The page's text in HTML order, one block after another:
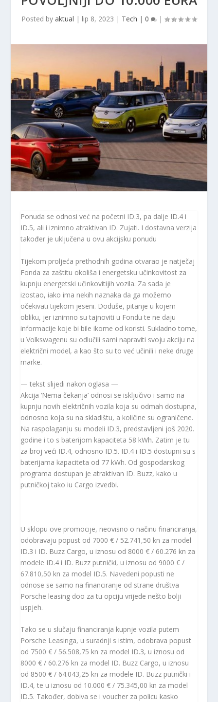
Posted by aktual | lip 8, 2023 | Tech | 0 |
Ponuda se odnosi već na početni ID.3, pa dalje ID.4 i
ID.5, ali i iznimno atraktivan ID. Zujati. I dostavna verzija
također je uključena u ovu akcijsku ponudu
Tijekom proljeća prethodnih godina otvarao je natječaj
Fonda za zaštitu okoliša i energetsku učinkovitost za
kupnju energetski učinkovitijih vozila. Za sada je
izostao, iako ima nekih naznaka da ga možemo
očekivati ​​tijekom jeseni. Doduše, pitanje u kojem
obliku, jer iznimno su tajnoviti u Fondu te ne daju
informacije koje bi bile ikome od koristi. Sukladno tome,
u Volkswagenu su odlučili sami napraviti svoju akciju na
električni model, a kao što su to već učinili i neke druge
marke.
— tekst slijedi nakon oglasa —
Akcija ‘Nema čekanja’ odnosi se isključivo i samo na
kupnju novih električnih vozila koja su odmah dostupna,
odnosno koja su na skladištu, a količine su ograničene.
Na raspolaganju su modeli ID.3, predstavljeni još 2020.
godine i to s baterijom kapaciteta 58 kWh. Zatim je tu
za broj veći ID.4, odnosno ID.5. ID.4 i ID.5 dostupni su s
baterijama kapaciteta od 77 kWh. Od gospodarskog
programa dostupan je atraktivan ID. Buzz, kako u
putničkoj tako iu Cargo izvedbi.
U sklopu ove promocije, neovisno o načinu financiranja,
odobravaju popust od 7000 € / 52.741,50 kn za model
ID.3 i ID. Buzz Cargo, u iznosu od 8000 € / 60.276 kn za
modele ID.4 i ID. Buzz putnički, u iznosu od 9000 € /
67.810,50 kn za model ID.5. Navedeni popusti ne
odnose se samo na financiranje od strane društva
Porsche leasing doo za tu opciju vrijede nešto bolji
uspjeh.
Tako se u slučaju financiranja kupnje vozila putem
Porsche Leasinga, u suradnji s istim, odobrava popust
od 7500 € / 56.508,75 kn za model ID.3, u iznosu od
8000 € / 60.276 kn za model ID. Buzz Cargo, u iznosu
od 8500 € / 64.043,25 kn za modele ID. Buzz putnički i
ID.4, te u iznosu od 10.000 € / 75.345,00 kn za model
ID.5. Također, dobiva se i voucher za policu kasko